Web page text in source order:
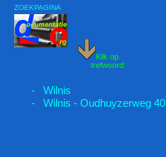
Klik op
trefwoord:
ZOEKPAGINA
- Wilnis
- Wilnis - Oudhuyzerweg 40